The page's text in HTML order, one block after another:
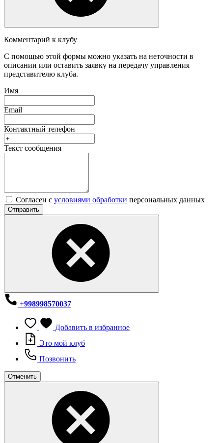
Комментарий к клубу
С помощью этой формы можно указать на неточности в
описании или оставить заявку на передачу управления
представителю клуба.
Имя
Email
Контактный телефон
Текст сообщения
Согласен с условиями обработки персональных данных
Отправить
+998998570037
Добавить в избранное
Это мой клуб
Позвонить
Отменить